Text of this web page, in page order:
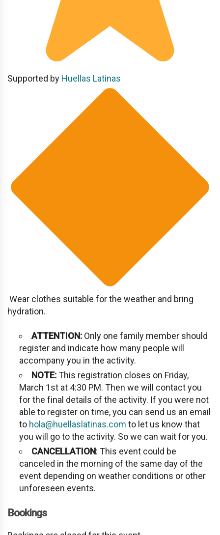
Supported by Huellas Latinas
Wear clothes suitable for the weather and bring
hydration.
ATTENTION: Only one family member should
register and indicate how many people will
accompany you in the activity.
NOTE:This registration closes on Friday,
March 1st at 4:30 PM. Then we will contact you
for the final details of the activity. If you were not
able to register on time, you can send us an email
to hola@huellaslatinas.com to let us know that
you will go to the activity. So we can wait for you.
CANCELLATION: This event could be
canceled in the morning of the same day of the
event depending on weather conditions or other
unforeseen events.
Bookings